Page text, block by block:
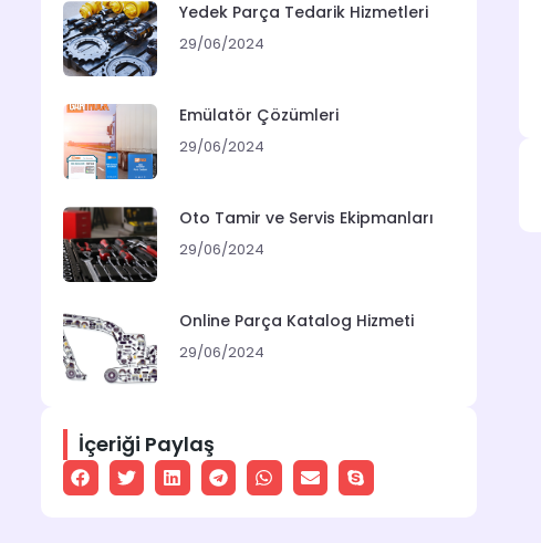
Yedek Parça Tedarik Hizmetleri
29/06/2024
Emülatör Çözümleri
29/06/2024
Oto Tamir ve Servis Ekipmanları
29/06/2024
Online Parça Katalog Hizmeti
29/06/2024
İçeriği Paylaş